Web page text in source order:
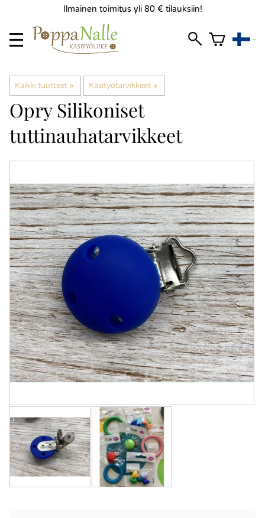
Ilmainen toimitus yli 80 € tilauksiin!
Kaikki tuotteet ‪» Käsityötarvikkeet ‪»
Opry Silikoniset
tuttinauhatarvikkeet